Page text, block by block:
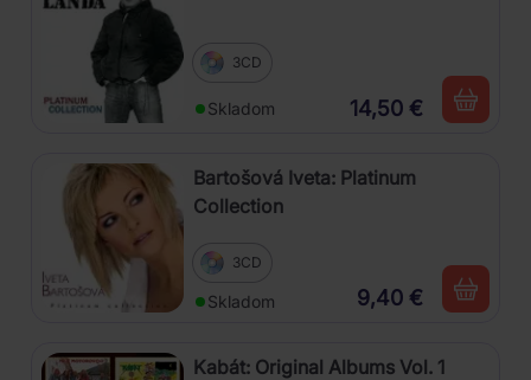
3CD
Skladom 14,50 €
Bartošová Iveta: Platinum
Collection
3CD
Skladom 9,40 €
Kabát: Original Albums Vol. 1